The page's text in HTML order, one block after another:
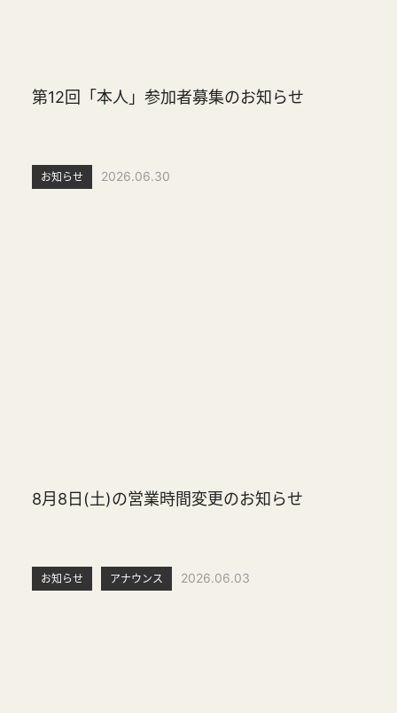
第12回「本人」参加者募集のお知らせ
お知らせ 2026.06.30
8月8日(土)の営業時間変更のお知らせ
お知らせ アナウンス 2026.06.03